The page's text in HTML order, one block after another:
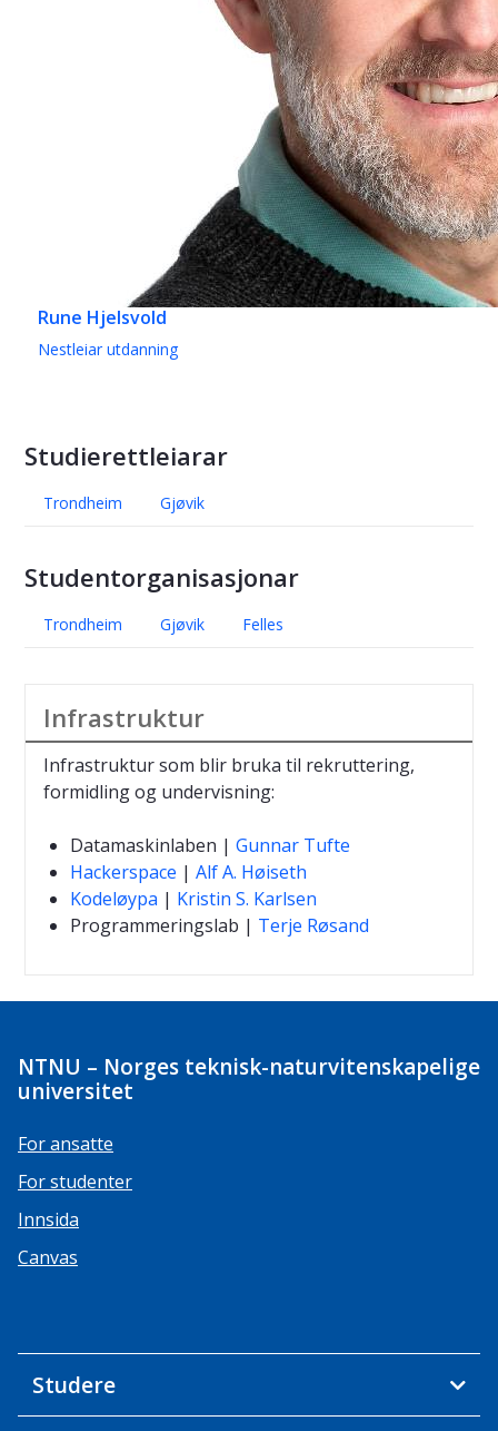
Rune Hjelsvold
Nestleiar utdanning
Studierettleiarar
Trondheim Gjøvik
Studentorganisasjonar
Trondheim Gjøvik Felles
Infrastruktur
Infrastruktur som blir bruka til rekruttering,
formidling og undervisning:
Datamaskinlaben | Gunnar Tufte
Hackerspace | Alf A. Høiseth
Kodeløypa | Kristin S. Karlsen
Programmeringslab | Terje Røsand
NTNU – Norges teknisk-naturvitenskapelige
universitet
For ansatte
For studenter
Innsida
Canvas
Studere